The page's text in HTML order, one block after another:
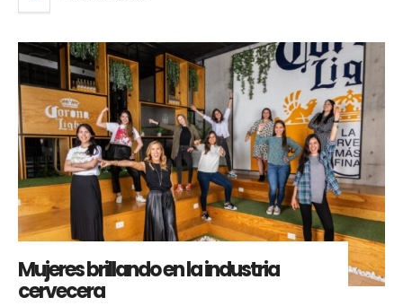
Mujeres brillando en la industria
cervecera